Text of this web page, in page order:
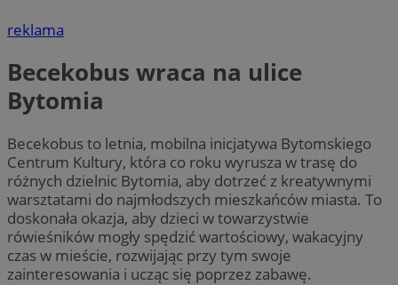
reklama
Becekobus wraca na ulice
Bytomia
Becekobus to letnia, mobilna inicjatywa Bytomskiego
Centrum Kultury, która co roku wyrusza w trasę do
różnych dzielnic Bytomia, aby dotrzeć z kreatywnymi
warsztatami do najmłodszych mieszkańców miasta. To
doskonała okazja, aby dzieci w towarzystwie
rówieśników mogły spędzić wartościowy, wakacyjny
czas w mieście, rozwijając przy tym swoje
zainteresowania i ucząc się poprzez zabawę.